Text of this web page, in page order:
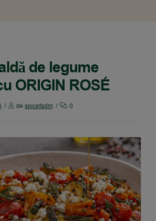
de legume
ORIGIN ROSÉ
de spicefadm 0